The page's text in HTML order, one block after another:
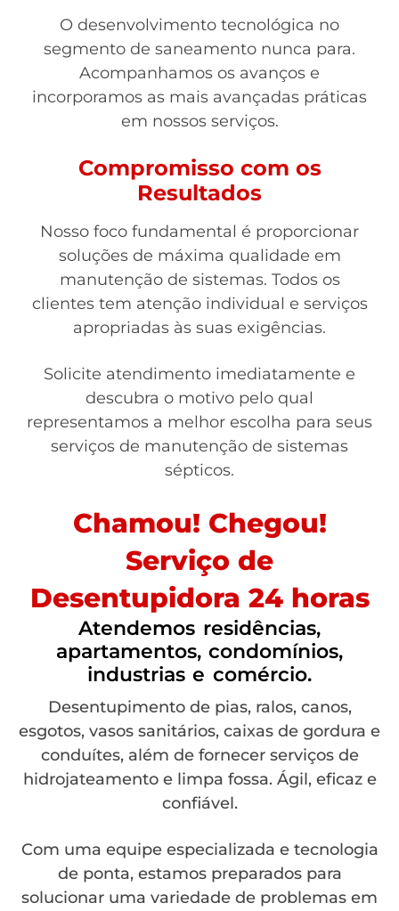
O desenvolvimento tecnológica no
segmento de saneamento nunca para.
Acompanhamos os avanços e
incorporamos as mais avançadas práticas
em nossos serviços.
Compromisso com os
Resultados
Nosso foco fundamental é proporcionar
soluções de máxima qualidade em
manutenção de sistemas. Todos os
clientes tem atenção individual e serviços
apropriadas às suas exigências.
Solicite atendimento imediatamente e
descubra o motivo pelo qual
representamos a melhor escolha para seus
serviços de manutenção de sistemas
sépticos.
Chamou! Chegou!
Serviço de
Desentupidora 24 horas
Atendemos residências,
apartamentos, condomínios,
industrias e comércio.
Desentupimento de pias, ralos, canos,
esgotos, vasos sanitários, caixas de gordura e
conduítes, além de fornecer serviços de
hidrojateamento e limpa fossa. Ágil, eficaz e
confiável.
Com uma equipe especializada e tecnologia
de ponta, estamos preparados para
solucionar uma variedade de problemas em